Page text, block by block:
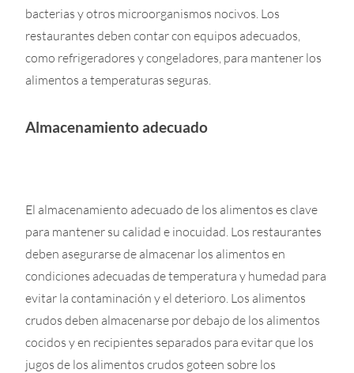
bacterias y otros microorganismos nocivos. Los
restaurantes deben contar con equipos adecuados,
como refrigeradores y congeladores, para mantener los
alimentos a temperaturas seguras.
Almacenamiento adecuado
El almacenamiento adecuado de los alimentos es clave
para mantener su calidad e inocuidad. Los restaurantes
deben asegurarse de almacenar los alimentos en
condiciones adecuadas de temperatura y humedad para
evitar la contaminación y el deterioro. Los alimentos
crudos deben almacenarse por debajo de los alimentos
cocidos y en recipientes separados para evitar que los
jugos de los alimentos crudos goteen sobre los